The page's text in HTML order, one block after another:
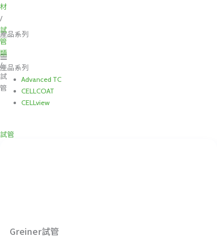
材
/
試
管
類
/
試
管
產品系列
Main
Menu
產品系列
Advanced TC
CELLCOAT
CELLview
試管
Greiner試管